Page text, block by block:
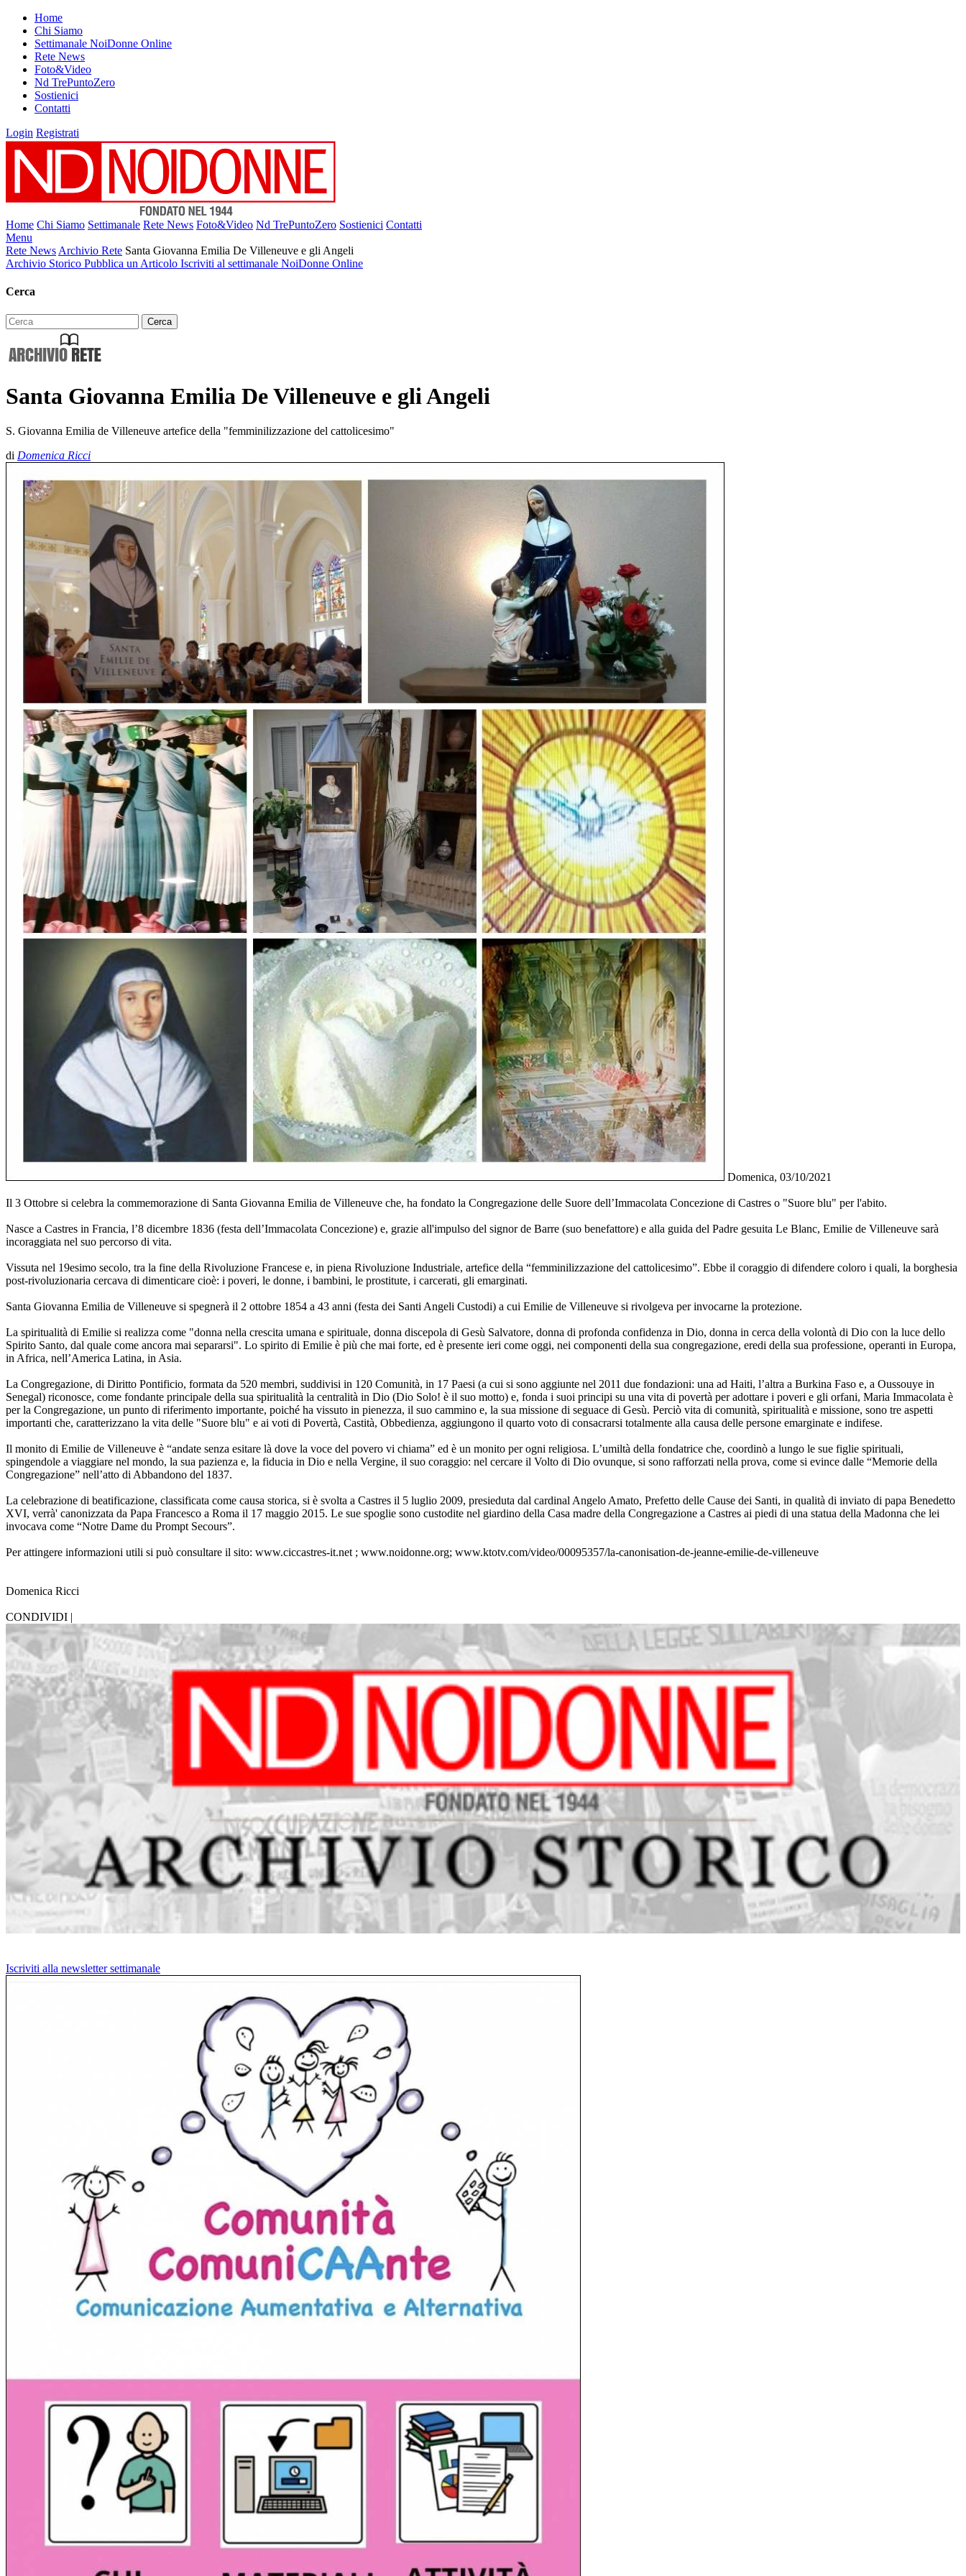
Home
Chi Siamo
Settimanale NoiDonne Online
Rete News
Foto&Video
Nd TrePuntoZero
Sostienici
Contatti
Login Registrati
Home Chi Siamo Settimanale Rete News Foto&Video Nd TrePuntoZero Sostienici Contatti
Menu
Rete News Archivio Rete Santa Giovanna Emilia De Villeneuve e gli Angeli
Archivio Storico Pubblica un Articolo Iscriviti al settimanale NoiDonne Online
Cerca
Santa Giovanna Emilia De Villeneuve e gli Angeli
S. Giovanna Emilia de Villeneuve artefice della "femminilizzazione del cattolicesimo"
di Domenica Ricci
Domenica, 03/10/2021
Il 3 Ottobre si celebra la commemorazione di Santa Giovanna Emilia de Villeneuve che, ha fondato la Congregazione delle Suore dell’Immacolata Concezione di Castres o "Suore blu" per l'abito.
Nasce a Castres in Francia, l’8 dicembre 1836 (festa dell’Immacolata Concezione) e, grazie all'impulso del signor de Barre (suo benefattore) e alla guida del Padre gesuita Le Blanc, Emilie de Villeneuve sarà
incoraggiata nel suo percorso di vita.
Vissuta nel 19esimo secolo, tra la fine della Rivoluzione Francese e, in piena Rivoluzione Industriale, artefice della “femminilizzazione del cattolicesimo”. Ebbe il coraggio di difendere coloro i quali, la borghesia
post-rivoluzionaria cercava di dimenticare cioè: i poveri, le donne, i bambini, le prostitute, i carcerati, gli emarginati.
Santa Giovanna Emilia de Villeneuve si spegnerà il 2 ottobre 1854 a 43 anni (festa dei Santi Angeli Custodi) a cui Emilie de Villeneuve si rivolgeva per invocarne la protezione.
La spiritualità di Emilie si realizza come "donna nella crescita umana e spirituale, donna discepola di Gesù Salvatore, donna di profonda confidenza in Dio, donna in cerca della volontà di Dio con la luce dello
Spirito Santo, dal quale come ancora mai separarsi". Lo spirito di Emilie è più che mai forte, ed è presente ieri come oggi, nei componenti della sua congregazione, eredi della sua professione, operanti in Europa,
in Africa, nell’America Latina, in Asia.
La Congregazione, di Diritto Pontificio, formata da 520 membri, suddivisi in 120 Comunità, in 17 Paesi (a cui si sono aggiunte nel 2011 due fondazioni: una ad Haiti, l’altra a Burkina Faso e, a Oussouye in
Senegal) riconosce, come fondante principale della sua spiritualità la centralità in Dio (Dio Solo! è il suo motto) e, fonda i suoi principi su una vita di povertà per adottare i poveri e gli orfani, Maria Immacolata è
per la Congregazione, un punto di riferimento importante, poiché ha vissuto in pienezza, il suo cammino e, la sua missione di seguace di Gesù. Perciò vita di comunità, spiritualità e missione, sono tre aspetti
importanti che, caratterizzano la vita delle "Suore blu" e ai voti di Povertà, Castità, Obbedienza, aggiungono il quarto voto di consacrarsi totalmente alla causa delle persone emarginate e indifese.
Il monito di Emilie de Villeneuve è “andate senza esitare là dove la voce del povero vi chiama” ed è un monito per ogni religiosa. L’umiltà della fondatrice che, coordinò a lungo le sue figlie spirituali,
spingendole a viaggiare nel mondo, la sua pazienza e, la fiducia in Dio e nella Vergine, il suo coraggio: nel cercare il Volto di Dio ovunque, si sono rafforzati nella prova, come si evince dalle “Memorie della
Congregazione” nell’atto di Abbandono del 1837.
La celebrazione di beatificazione, classificata come causa storica, si è svolta a Castres il 5 luglio 2009, presieduta dal cardinal Angelo Amato, Prefetto delle Cause dei Santi, in qualità di inviato di papa Benedetto
XVI, verrà' canonizzata da Papa Francesco a Roma il 17 maggio 2015. Le sue spoglie sono custodite nel giardino della Casa madre della Congregazione a Castres ai piedi di una statua della Madonna che lei
invocava come “Notre Dame du Prompt Secours”.
Per attingere informazioni utili si può consultare il sito: www.ciccastres-it.net ; www.noidonne.org; www.ktotv.com/video/00095357/la-canonisation-de-jeanne-emilie-de-villeneuve
Domenica Ricci
CONDIVIDI |
Iscriviti alla newsletter settimanale